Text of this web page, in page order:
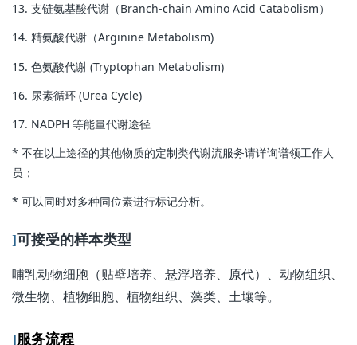
13. 支链氨基酸代谢（Branch-chain Amino Acid Catabolism）
14. 精氨酸代谢（Arginine Metabolism)
15. 色氨酸代谢 (Tryptophan Metabolism)
16. 尿素循环 (Urea Cycle)
17. NADPH 等能量代谢途径
* 不在以上途径的其他物质的定制类代谢流服务请详询谱领工作人
员；
* 可以同时对多种同位素进行标记分析。
]可接受的样本类型
哺乳动物细胞（贴壁培养、悬浮培养、原代）、动物组织、
微生物、植物细胞、植物组织、藻类、土壤等。
]服务流程